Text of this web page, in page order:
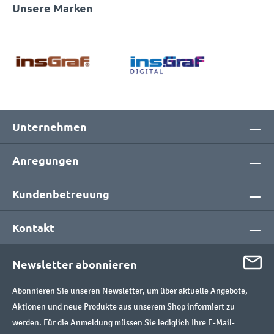
Unsere Marken
Unternehmen
Anregungen
Kundenbetreuung
Kontakt
Newsletter abonnieren
Abonnieren Sie unseren Newsletter, um über aktuelle Angebote,
Aktionen und neue Produkte aus unserem Shop informiert zu
werden. Für die Anmeldung müssen Sie lediglich Ihre E-Mail-